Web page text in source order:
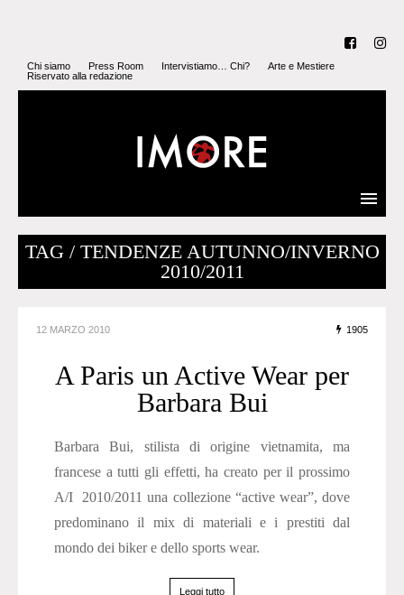
Chi siamo Press Room Intervistiamo… Chi?
Arte e Mestiere
Riservato alla redazione
TAG / TENDENZE AUTUNNO/INVERNO
2010/2011
12 MARZO 2010 1905
A Paris un Active Wear per
Barbara Bui
Barbara Bui, stilista di origine vietnamita, ma
francese a tutti gli effetti, ha creato per il prossimo
A/I 2010/2011 una collezione “active wear”, dove
predominano il mix di materiali e i prestiti dal
mondo dei biker e dello sports wear.
Leggi tutto